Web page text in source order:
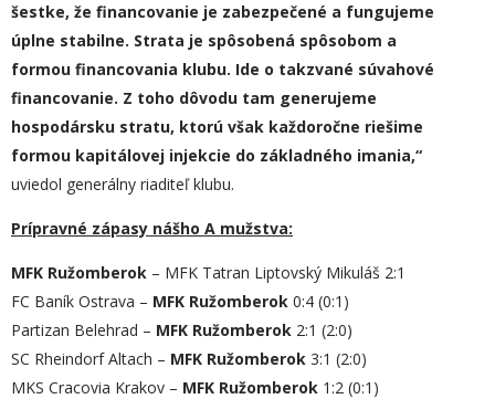
šestke, že financovanie je zabezpečené a fungujeme
úplne stabilne. Strata je spôsobená spôsobom a
formou financovania klubu. Ide o takzvané súvahové
financovanie. Z toho dôvodu tam generujeme
hospodársku stratu, ktorú však každoročne riešime
formou kapitálovej injekcie do základného imania,“
uviedol generálny riaditeľ klubu.
Prípravné zápasy nášho A mužstva:
MFK Ružomberok – MFK Tatran Liptovský Mikuláš 2:1
FC Baník Ostrava – MFK Ružomberok 0:4 (0:1)
Partizan Belehrad – MFK Ružomberok 2:1 (2:0)
SC Rheindorf Altach – MFK Ružomberok 3:1 (2:0)
MKS Cracovia Krakov – MFK Ružomberok 1:2 (0:1)